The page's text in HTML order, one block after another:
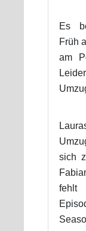
Es
Früh
am
sich
fehlt